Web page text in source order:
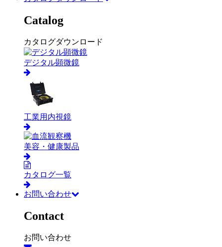
Catalog
カタログダウンロード
デジタル顕微鏡
工業用内視鏡
美容・健康製品
カタログ一覧
お問い合わせ
Contact
お問い合わせ